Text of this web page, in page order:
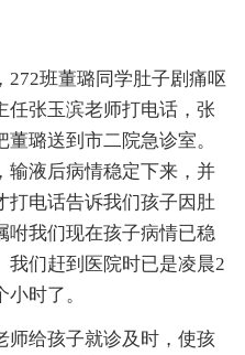
272班董璐同学肚子剧痛呕
任张玉滨老师打电话，张
璐送到市二院急诊室。
输液后病情稳定下来，并
打电话告诉我们孩子因肚
咐我们现在孩子病情已稳
我们赶到医院时已是凌晨2
时了。
师给孩子就诊及时，使孩